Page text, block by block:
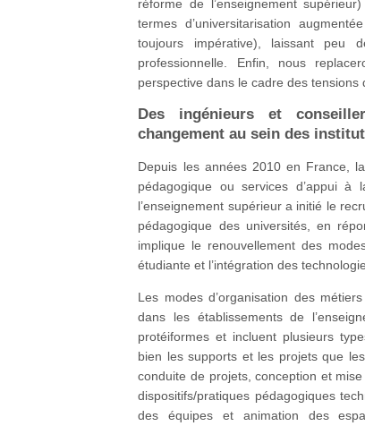
réforme de l’enseignement
termes d’universitarisation
toujours impérative), laissant peu
professionnelle. Enfin, nous
perspective dans le cadre des tensions
Des ingénieurs et
changement au sein des
Depuis les années 2010 en France,
pédagogique ou services d’appui à
l’enseignement supérieur a initié le
pédagogique des universités, en
implique le renouvellement des
étudiante et l’intégration des
Les modes d’organisation des
dans les établissements de
protéiformes et incluent plusieurs
bien les supports et les projets que
conduite de projets, conception et
dispositifs/pratiques pédagogiques
des équipes et animation des